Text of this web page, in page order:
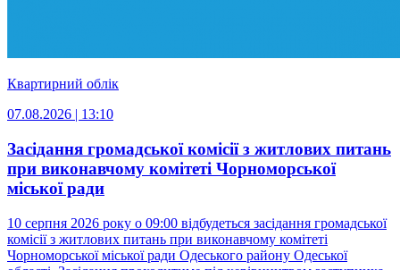
Квартирний облік
07.08.2026 | 13:10
Засідання громадської комісії з житлових питань
при виконавчому комітеті Чорноморської
міської ради
10 серпня 2026 року о 09:00 відбудеться засідання громадської
комісії з житлових питань при виконавчому комітеті
Чорноморської міської ради Одеського району Одеської